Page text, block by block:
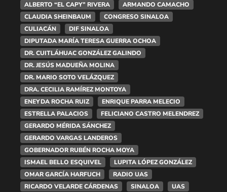
ALBERTO “EL CAPY” RIVERA
ARMANDO CAMACHO
CLAUDIA SHEINBAUM
CONGRESO SINALOA
CULIACÁN
DIF SINALOA
DIPUTADA MARÍA TERESA GUERRA OCHOA
DR. CUITLÁHUAC GONZÁLEZ GALINDO
DR. JESÚS MADUEÑA MOLINA
DR. MARIO SOTO VELÁZQUEZ
DRA. CECILIA RAMÍREZ MONTOYA
ENEYDA ROCHA RUIZ
ENRIQUE PARRA MELECIO
ESTRELLA PALACIOS
FELICIANO CASTRO MELENDREZ
GERARDO MÉRIDA SÁNCHEZ
GERARDO VARGAS LANDEROS
GOBERNADOR RUBÉN ROCHA MOYA
ISMAEL BELLO ESQUIVEL
LUPITA LÓPEZ GONZÁLEZ
OMAR GARCÍA HARFUCH
RADIO UAS
RICARDO VELARDE CÁRDENAS
SINALOA
UAS